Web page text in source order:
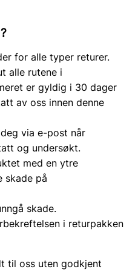
for alle typer returer.
alle rutene i
er gyldig i 30 dager
av oss innen denne
via e-post når
og undersøkt.
med en ytre
skade på
skade.
i returpakken
til oss uten godkjent